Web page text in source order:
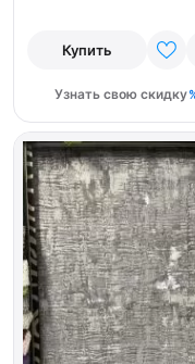
Купить
Узнать свою скидку